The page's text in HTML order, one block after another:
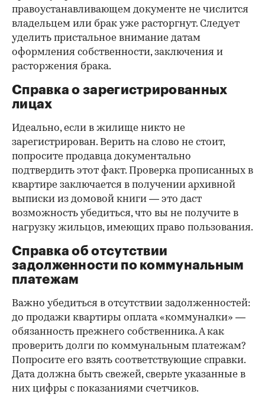
правоустанавливающем документе не числится
владельцем или брак уже расторгнут. Следует
уделить пристальное внимание датам
оформления собственности, заключения и
расторжения брака.
Справка о зарегистрированных
лицах
Идеально, если в жилище никто не
зарегистрирован. Верить на слово не стоит,
попросите продавца документально
подтвердить этот факт. Проверка прописанных в
квартире заключается в получении архивной
выписки из домовой книги — это даст
возможность убедиться, что вы не получите в
нагрузку жильцов, имеющих право пользования.
Справка об отсутствии
задолженности по коммунальным
платежам
Важно убедиться в отсутствии задолженностей:
до продажи квартиры оплата «коммуналки» —
обязанность прежнего собственника. А как
проверить долги по коммунальным платежам?
Попросите его взять соответствующие справки.
Дата должна быть свежей, сверьте указанные в
них цифры с показаниями счетчиков.